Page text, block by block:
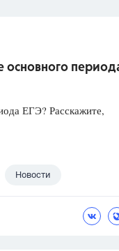
основного
ЕГЭ? Расскажите,
Новости